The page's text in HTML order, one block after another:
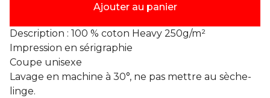
Ajouter au panier
Description : 100 % coton Heavy 250g/m²
Impression en sérigraphie
Coupe unisexe
Lavage en machine à 30°, ne pas mettre au sèche-
linge.